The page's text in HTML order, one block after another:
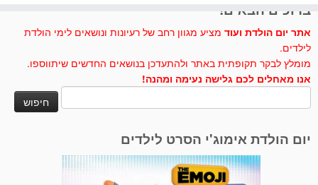
ברוכים הבאים!
אתר יום הולדת ועוד מציע מגוון רחב של רעיונות ונושאים לימי הולדת
לילדים.
מומלץ לבקר תקופתית באתר ולהתעדכן בנושאים החדשים שיתווספו.
אנו מאחלים לכם גלישה נעימה ומהנה!
יום הולדת אימוג'י הסרט לילדים